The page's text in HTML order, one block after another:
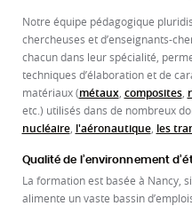
Notre équipe pédagogique
chercheuses et d’enseignants-
chacun dans leur spécialité,
techniques d’élaboration et de
matériaux (métaux, composites,
etc.) utilisés dans de nombreux
nucléaire, l'aéronautique, les
Qualité de l’environnement
La formation est basée à Nancy,
alimente un vaste bassin